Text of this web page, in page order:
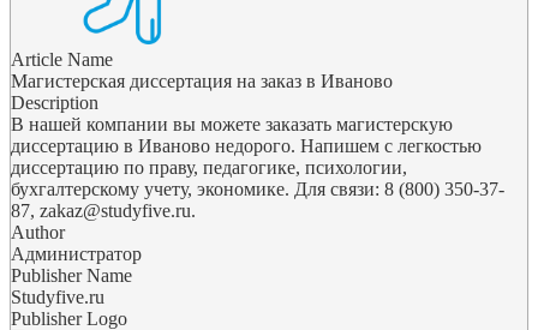
Article Name
Магистерская диссертация на заказ в Иваново
Description
В нашей компании вы можете заказать магистерскую
диссертацию в Иваново недорого. Напишем с легкостью
диссертацию по праву, педагогике, психологии,
бухгалтерскому учету, экономике. Для связи: 8 (800) 350-37-
87, zakaz@studyfive.ru.
Author
Администратор
Publisher Name
Studyfive.ru
Publisher Logo